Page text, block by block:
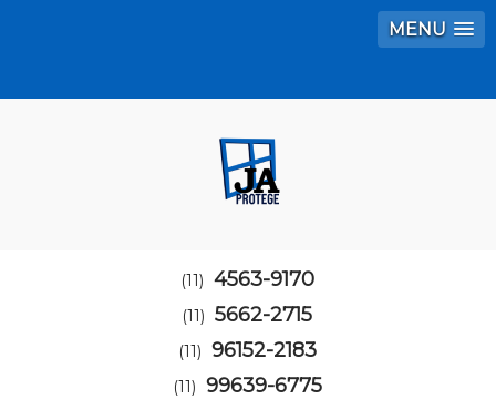
MENU
(11) 4563-9170
(11) 5662-2715
(11) 96152-2183
(11) 99639-6775